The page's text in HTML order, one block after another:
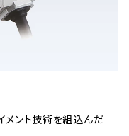
メント技術を組込んだ